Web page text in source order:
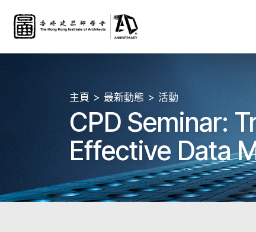
主頁 最新動態 活動
CPD Seminar:
Effective Data